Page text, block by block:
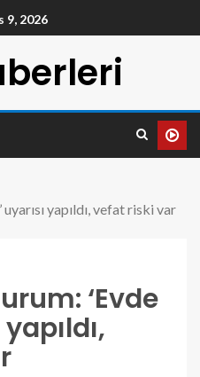
9, 2026
uyarısı yapıldı, vefat riski var
‘Evde